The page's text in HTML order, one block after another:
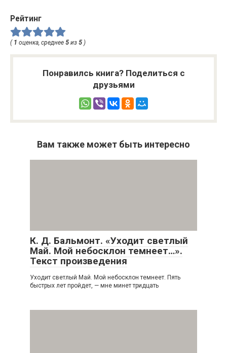
Рейтинг
( 1 оценка, среднее 5 из 5 )
Понравилсь книга? Поделиться с
друзьями
Вам также может быть интересно
К. Д. Бальмонт. «Уходит светлый
Май. Мой небосклон темнеет…».
Текст произведения
Уходит светлый Май. Мой небосклон темнеет. Пять
быстрых лет пройдет, — мне минет тридцать